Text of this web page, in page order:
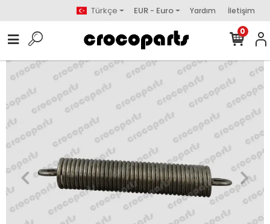
Türkçe EUR - Euro Yardım İletişim
0